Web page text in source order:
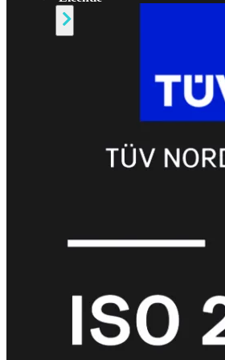
bekijken
FortiCare
FortiCare
RMA
FortiCare
1